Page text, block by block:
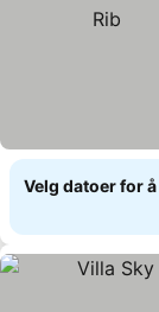
Velg datoer for